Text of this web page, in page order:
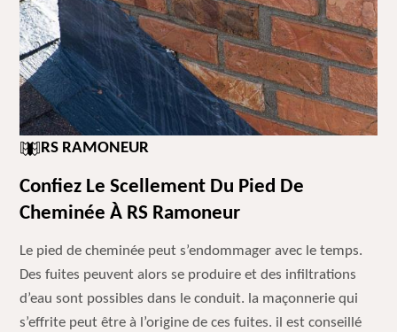
RS RAMONEUR
Confiez Le Scellement Du Pied De
Cheminée À RS Ramoneur
Le pied de cheminée peut s’endommager avec le temps.
Des fuites peuvent alors se produire et des infiltrations
d’eau sont possibles dans le conduit. la maçonnerie qui
s’effrite peut être à l’origine de ces fuites. il est conseillé